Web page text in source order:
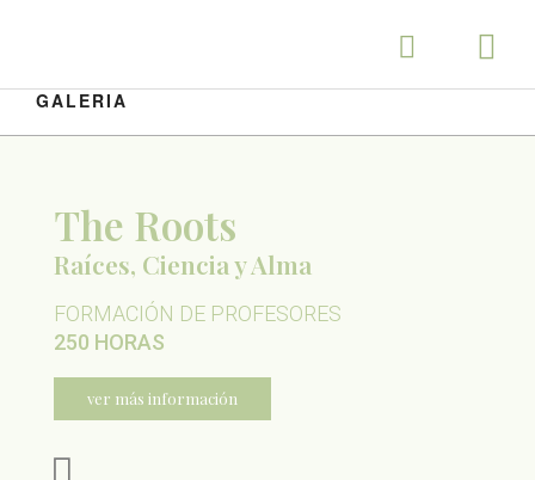
GALERIA
The Roots
Raíces, Ciencia y Alma
FORMACIÓN DE PROFESORES
250 HORAS
ver más información